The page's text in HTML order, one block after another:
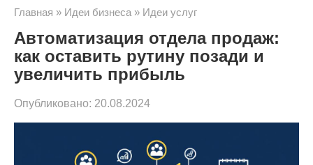
Главная » Идеи бизнеса » Идеи услуг
Автоматизация отдела продаж:
как оставить рутину позади и
увеличить прибыль
Опубликовано: 20.08.2024